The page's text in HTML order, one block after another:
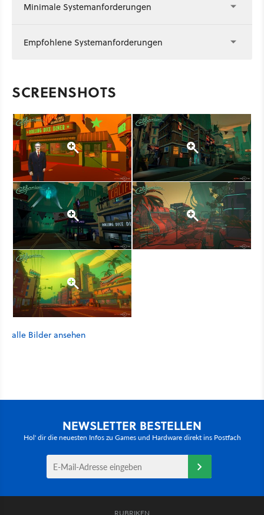
Minimale Systemanforderungen
Empfohlene Systemanforderungen
SCREENSHOTS
alle Bilder ansehen
NEWSLETTER BESTELLEN
Hol' dir die neuesten Infos zu Games und Hardware direkt ins Postfach